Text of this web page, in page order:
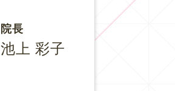
院長
池上 彩子